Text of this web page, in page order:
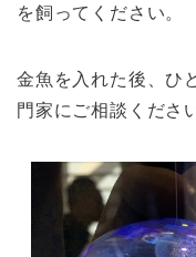
を飼ってください。
金魚を入れた後、ひ
門家にご相談くださ